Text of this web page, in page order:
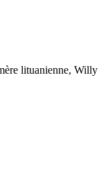
lituanienne, Willy